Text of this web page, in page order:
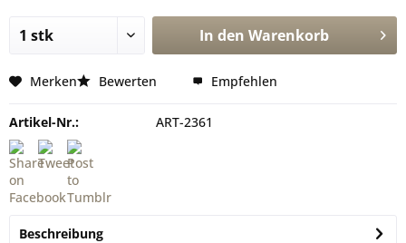
In den Warenkorb
Merken Bewerten Empfehlen
Artikel-Nr.: ART-2361
Beschreibung